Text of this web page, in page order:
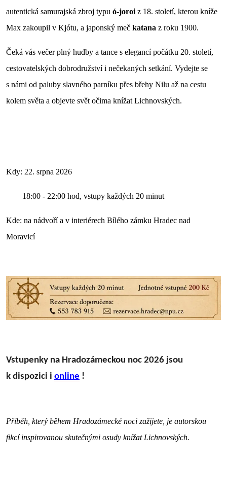
autentická samurajská zbroj typu ó-joroi z 18. století, kterou kníže
Max zakoupil v Kjótu, a japonský meč katana z roku 1900.
Čeká vás večer plný hudby a tance s elegancí počátku 20. století,
cestovatelských dobrodružství i nečekaných setkání. Vydejte se
s námi od paluby slavného parníku přes břehy Nilu až na cestu
kolem světa a objevte svět očima knížat Lichnovských.
Kdy: 22. srpna 2026
18:00 - 22:00 hod, vstupy každých 20 minut
Kde: na nádvoří a v interiérech Bílého zámku Hradec nad
Moravicí
Vstupenky na Hradozámeckou noc 2026 jsou
k dispozici i online !
Příběh, který během Hradozámecké noci zažijete, je autorskou
fikcí inspirovanou skutečnými osudy knížat Lichnovských.